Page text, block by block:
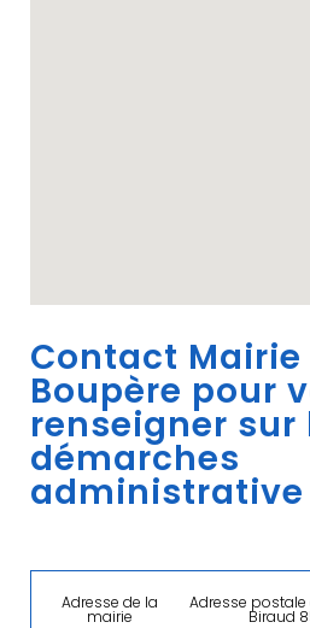
Contact Mairie
Boupère pour
renseigner sur
démarches
administrative
Adresse de la
mairie
Adresse postale
Biraud